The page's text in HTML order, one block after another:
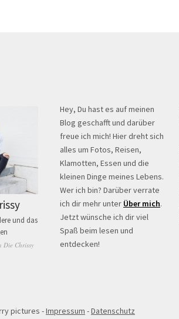
und das
Die Chrissy
Hey, Du hast es auf meinen
Blog geschafft und darüber
freue ich mich! Hier dreht sich
alles um Fotos, Reisen,
Klamotten, Essen und die
kleinen Dinge meines Lebens.
Wer ich bin? Darüber verrate
ich dir mehr unter Über mich.
Jetzt wünsche ich dir viel
Spaß beim lesen und
entdecken!
pictures -Impressum -Datenschutz